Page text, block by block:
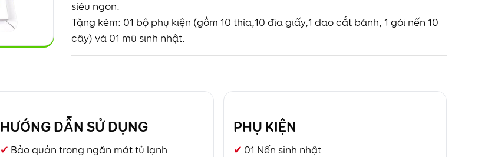
siêu ngon.
Tặng kèm: 01 bộ phụ kiện (gồm 10 thìa,10 đĩa giấy,1 dao cắt bánh, 1 gói nến 10
cây) và 01 mũ sinh nhật.
HƯỚNG DẪN SỬ DỤNG
Bảo quản trong ngăn mát tủ lạnh
PHỤ KIỆN
01 Nến sinh nhật